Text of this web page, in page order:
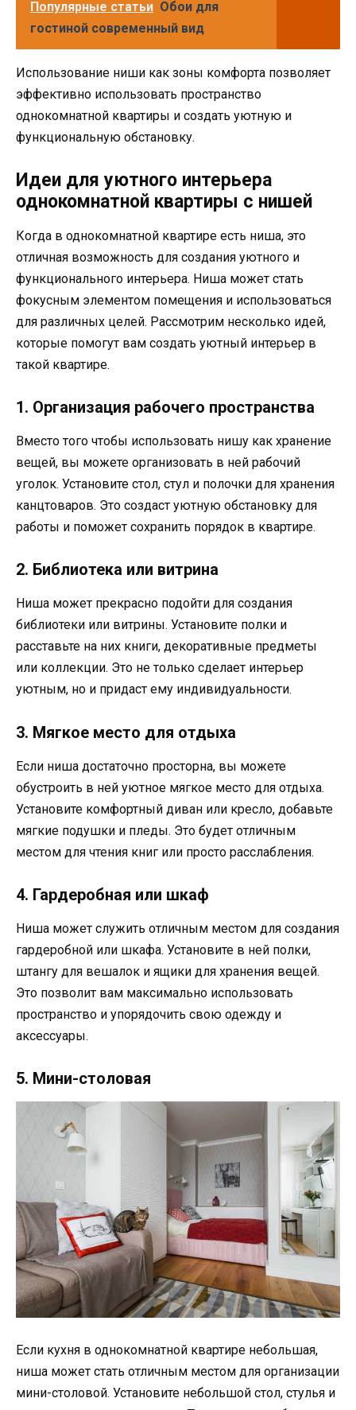
Популярные статьи Обои для
гостиной современный вид
Использование ниши как зоны комфорта позволяет
эффективно использовать пространство
однокомнатной квартиры и создать уютную и
функциональную обстановку.
Идеи для уютного интерьера
однокомнатной квартиры с нишей
Когда в однокомнатной квартире есть ниша, это
отличная возможность для создания уютного и
функционального интерьера. Ниша может стать
фокусным элементом помещения и использоваться
для различных целей. Рассмотрим несколько идей,
которые помогут вам создать уютный интерьер в
такой квартире.
1. Организация рабочего пространства
Вместо того чтобы использовать нишу как хранение
вещей, вы можете организовать в ней рабочий
уголок. Установите стол, стул и полочки для хранения
канцтоваров. Это создаст уютную обстановку для
работы и поможет сохранить порядок в квартире.
2. Библиотека или витрина
Ниша может прекрасно подойти для создания
библиотеки или витрины. Установите полки и
расставьте на них книги, декоративные предметы
или коллекции. Это не только сделает интерьер
уютным, но и придаст ему индивидуальности.
3. Мягкое место для отдыха
Если ниша достаточно просторна, вы можете
обустроить в ней уютное мягкое место для отдыха.
Установите комфортный диван или кресло, добавьте
мягкие подушки и пледы. Это будет отличным
местом для чтения книг или просто расслабления.
4. Гардеробная или шкаф
Ниша может служить отличным местом для создания
гардеробной или шкафа. Установите в ней полки,
штангу для вешалок и ящики для хранения вещей.
Это позволит вам максимально использовать
пространство и упорядочить свою одежду и
аксессуары.
5. Мини-столовая
Если кухня в однокомнатной квартире небольшая,
ниша может стать отличным местом для организации
мини-столовой. Установите небольшой стол, стулья и